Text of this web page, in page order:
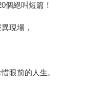
個絕叫短篇！
現場，
眼前的人生。